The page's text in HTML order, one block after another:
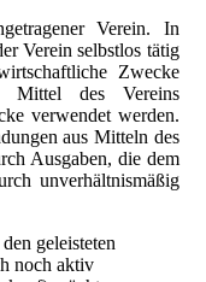
Verein. In
Verein selbstlos tätig
Zwecke
Mittel des Vereins
verwendet werden.
aus Mitteln des
Ausgaben, die dem
unverhältnismäßig
geleisteten
noch aktiv